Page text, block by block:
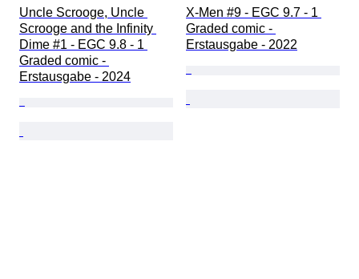
Uncle Scrooge, Uncle
Scrooge and the Infinity
Dime #1 - EGC 9.8 - 1
Graded comic -
Erstausgabe - 2024
X-Men #9 - EGC 9.7 - 1
Graded comic -
Erstausgabe - 2022